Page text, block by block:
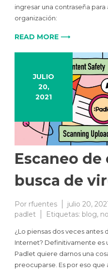
ingresar una contraseña
organización:
READ MORE ⟶
JULIO
20,
2021
Escaneo de
busca de
Por rfuentes julio 20,
padlet
Etiquetas: blog,
¿Lo piensas dos veces antes
Internet? Definitivamente es
Padlet quiere darnos una
preocuparse. Es por eso